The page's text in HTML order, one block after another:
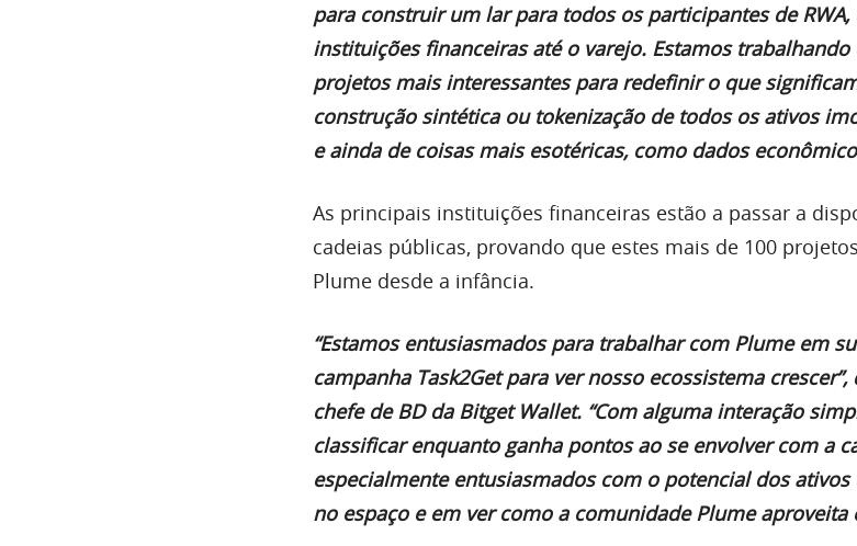
para construir um lar para todos os participantes de RWA,
instituições financeiras até o varejo. Estamos
projetos mais interessantes para redefinir o que
construção sintética ou tokenização de todos os ativos
​​e ainda de coisas mais esotéricas, como dados
As principais instituições financeiras estão a passar a
cadeias públicas, provando que estes mais de 100
Plume desde a infância.
“Estamos entusiasmados para trabalhar com Plume em
campanha Task2Get para ver nosso ecossistema
chefe de BD da Bitget Wallet. “Com alguma interação
classificar enquanto ganha pontos ao se envolver com a
especialmente entusiasmados com o potencial dos ativos
no espaço e em ver como a comunidade Plume aproveita